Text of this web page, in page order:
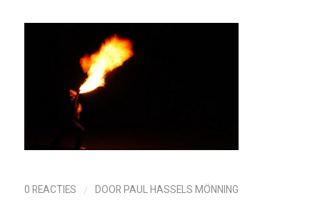
0 REACTIES / DOOR PAUL HASSELS MÖNNING